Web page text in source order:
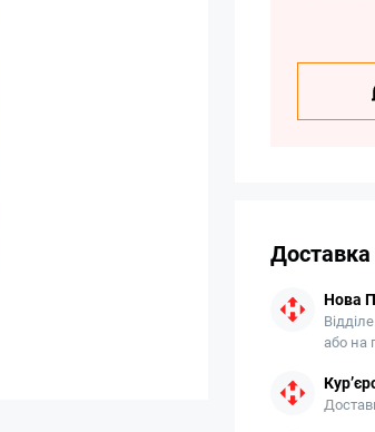
Доставка
Нова
або на